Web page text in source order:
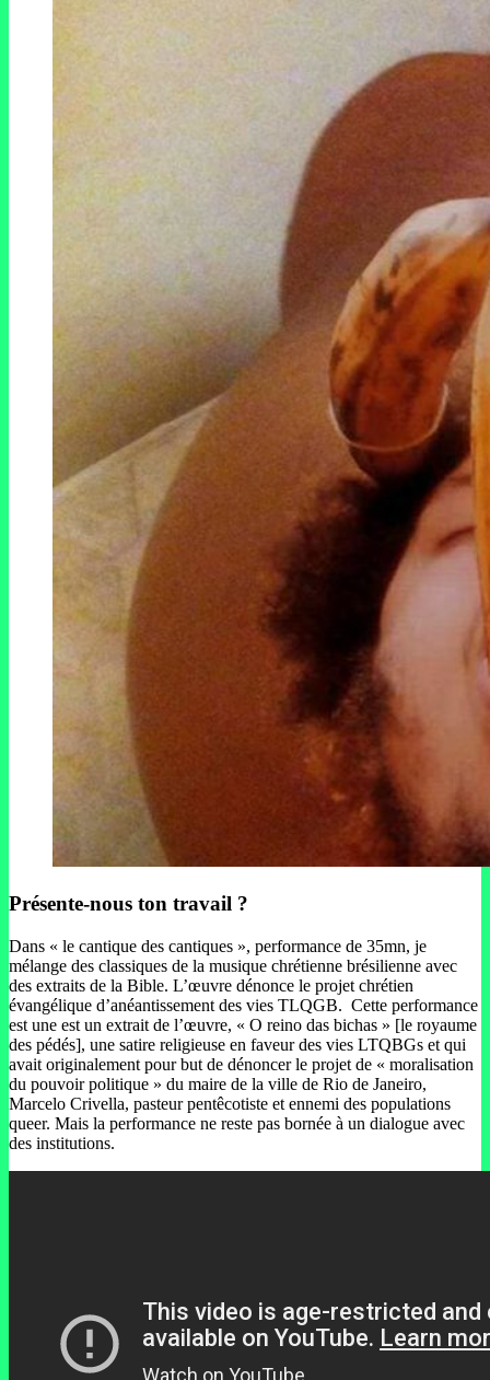
Présente-nous ton travail ?
Dans « le cantique des cantiques », performance de 35mn, je
mélange des classiques de la musique chrétienne brésilienne avec
des extraits de la Bible. L’œuvre dénonce le projet chrétien
évangélique d’anéantissement des vies TLQGB. Cette performance
est une est un extrait de l’œuvre, « O reino das bichas » [le royaume
des pédés], une satire religieuse en faveur des vies LTQBGs et qui
avait originalement pour but de dénoncer le projet de « moralisation
du pouvoir politique » du maire de la ville de Rio de Janeiro,
Marcelo Crivella, pasteur pentêcotiste et ennemi des populations
queer. Mais la performance ne reste pas bornée à un dialogue avec
des institutions.